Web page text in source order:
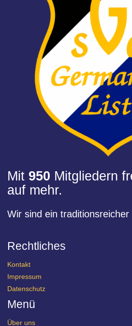
Mit 950 Mitgliedern
auf mehr.
Wir sind ein traditionsreicher
Rechtliches
Kontakt
Impressum
Datenschutz
Menü
Über uns